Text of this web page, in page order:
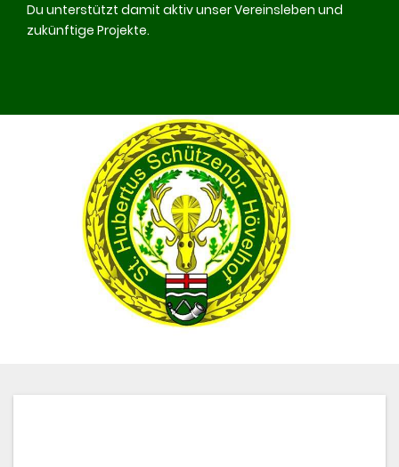
Du unterstützt damit aktiv unser Vereinsleben und
zukünftige Projekte.